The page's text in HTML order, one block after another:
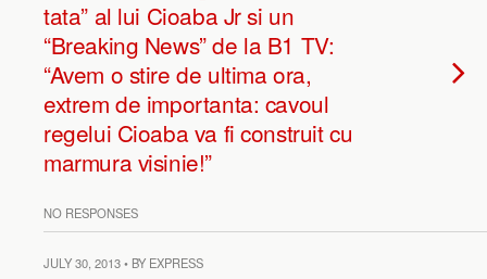
tata” al lui Cioaba Jr si un
“Breaking News” de la B1 TV:
“Avem o stire de ultima ora,
extrem de importanta: cavoul
regelui Cioaba va fi construit cu
marmura visinie!”
NO RESPONSES
JULY 30, 2013 • BY EXPRESS